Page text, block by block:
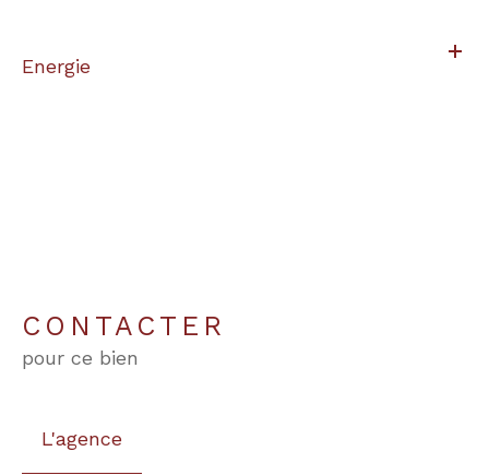
Energie
CONTACTER
pour ce bien
L'agence